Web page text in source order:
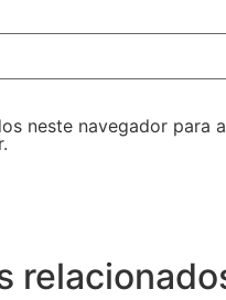
neste navegador para